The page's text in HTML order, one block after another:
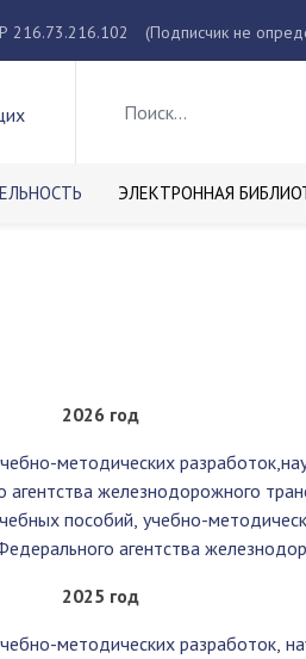
216.73.216.102 (Подписчик не
ЭЛЕКТРОННАЯ
2026 год
методических
железнодорожного
пособий, учебно-
агентства
2025 год
методических разработок,